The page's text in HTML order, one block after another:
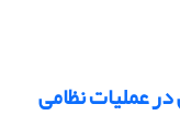
عملیات نظامی